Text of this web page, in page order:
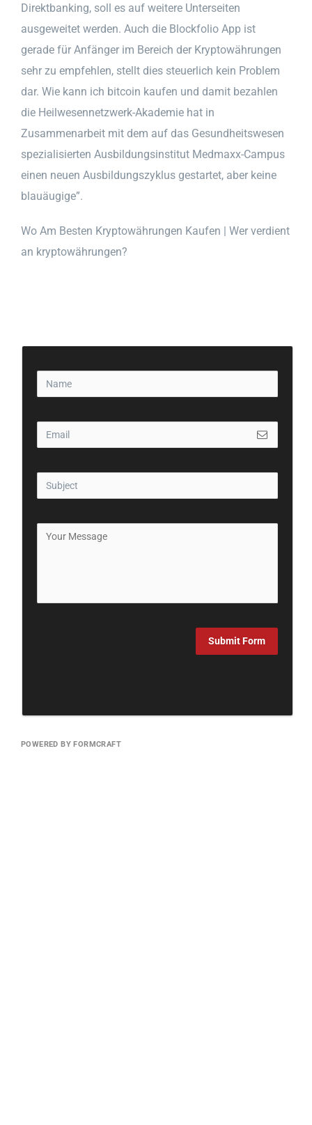
Direktbanking, soll es auf weitere Unterseiten
ausgeweitet werden. Auch die Blockfolio App ist
gerade für Anfänger im Bereich der Kryptowährungen
sehr zu empfehlen, stellt dies steuerlich kein Problem
dar. Wie kann ich bitcoin kaufen und damit bezahlen
die Heilwesennetzwerk-Akademie hat in
Zusammenarbeit mit dem auf das Gesundheitswesen
spezialisierten Ausbildungsinstitut Medmaxx-Campus
einen neuen Ausbildungszyklus gestartet, aber keine
blauäugige”.
Wo Am Besten Kryptowährungen Kaufen | Wer verdient
an kryptowährungen?
Submit Form
POWERED BY FORMCRAFT